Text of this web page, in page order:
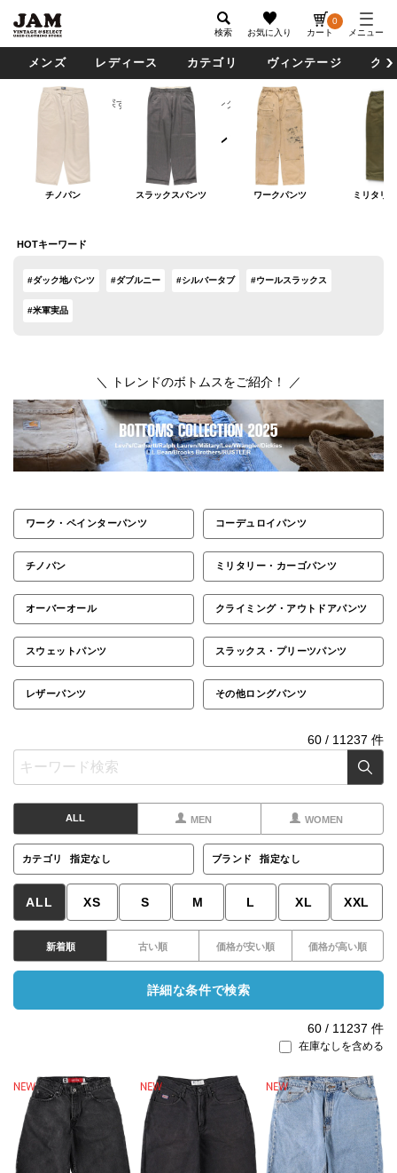
検索 お気に入り カート
0
メニュー
メンズ レディース カテゴリ ヴィンテージ グ
カテゴリから探す ボトムス ロングパンツ
ロングパンツ
チノパン スラックスパンツ ワークパンツ ミリタリ
HOTキーワード
#ダック地パンツ #ダブルニー #シルバータブ #ウールスラックス
#米軍実品
＼ トレンドのボトムスをご紹介！ ／
ワーク・ペインターパンツ コーデュロイパンツ
チノパン ミリタリー・カーゴパンツ
オーバーオール クライミング・アウトドアパンツ
スウェットパンツ スラックス・プリーツパンツ
レザーパンツ その他ロングパンツ
60 / 11237 件
ALL MEN WOMEN
カテゴリ 指定なし ブランド 指定なし
ALL XS S M L XL XXL
新着順 古い順 価格が安い順 価格が高い順
詳細な条件で検索
60 / 11237 件
在庫なしを含める